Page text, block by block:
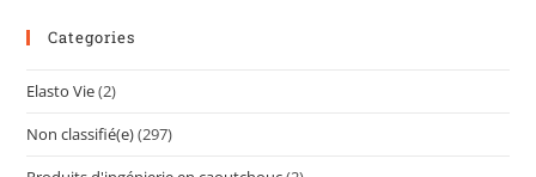
Categories
Elasto Vie(2)
Non classifié(e)(297)